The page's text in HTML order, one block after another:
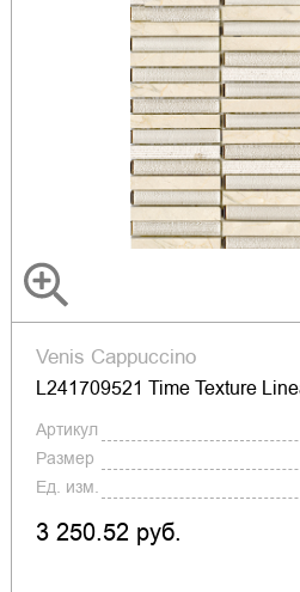
Venis Cappuccino
L241709521 Time Texture
Артикул
Размер
Ед. изм.
3 250.52 руб.